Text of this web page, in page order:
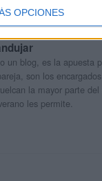
OPCIONES
un blog, es la apuesta
son los
la mayor parte
les permite.